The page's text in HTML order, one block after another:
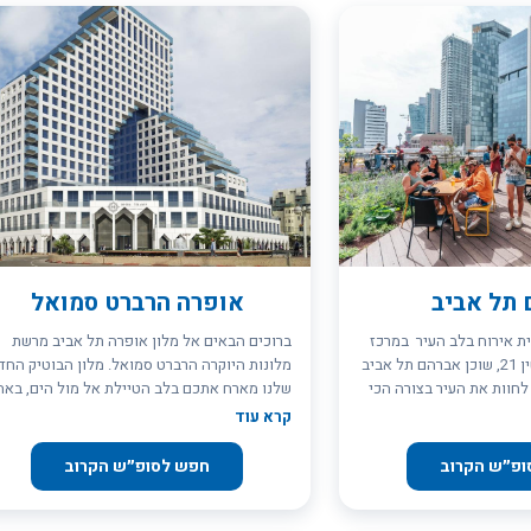
תל אביב
אירוח בלב העיר במרכז
תל אביב, ברחוב לבונטין 21, שוכן אברהם תל אביב
את העיר בצורה הכי
המושלם של
בעיר: רק שתי דקות
התוססות, קרוב לשכונת
הקרוב
אופרה הרברט סמואל
ברוכים הבאים אל מלון אופרה תל אביב מרשת
מלונות היוקרה הרברט סמואל. מלון הבוטיק
שלנו מארח אתכם בלב הטיילת אל מול הים,
המגדלים האיקונים של תל אביב הנושא היסטוריה
האופרה הישראלית ועוד. המלון בכיכר הרברט
סמואל, על שם הנציב הבריטי הראשון בישראל,
קרא עוד
חפש לסופ״ש הקרוב